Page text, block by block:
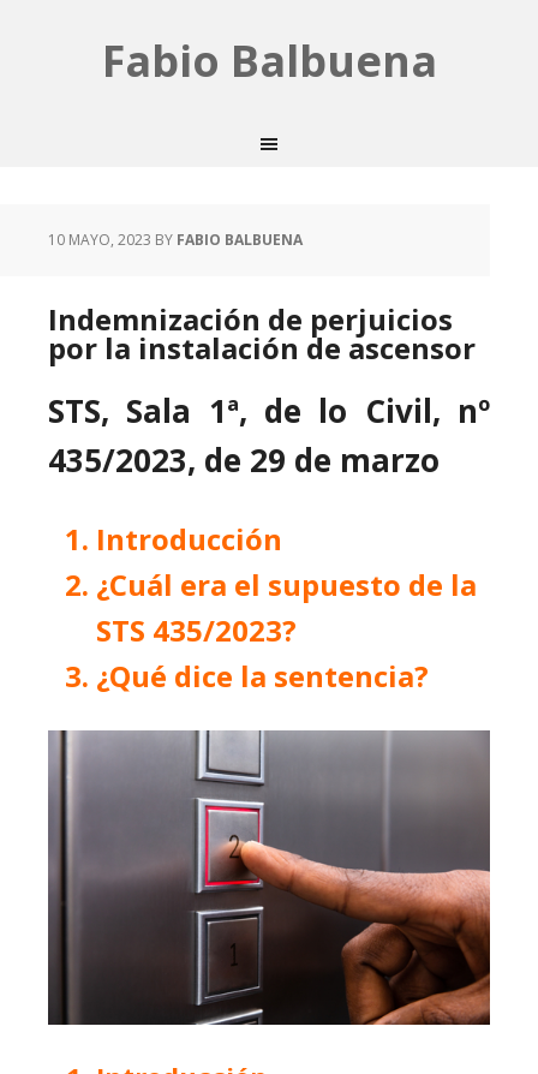
Fabio Balbuena
10 MAYO, 2023 BY FABIO BALBUENA
Indemnización de perjuicios
por la instalación de ascensor
STS, Sala 1ª, de lo Civil, nº
435/2023, de 29 de marzo
Introducción
¿Cuál era el supuesto de la
STS 435/2023?
¿Qué dice la sentencia?